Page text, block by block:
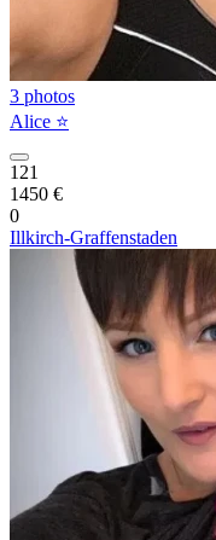
3 photos
Alice ⭐️
121
1450 €
0
Illkirch-Graffenstaden